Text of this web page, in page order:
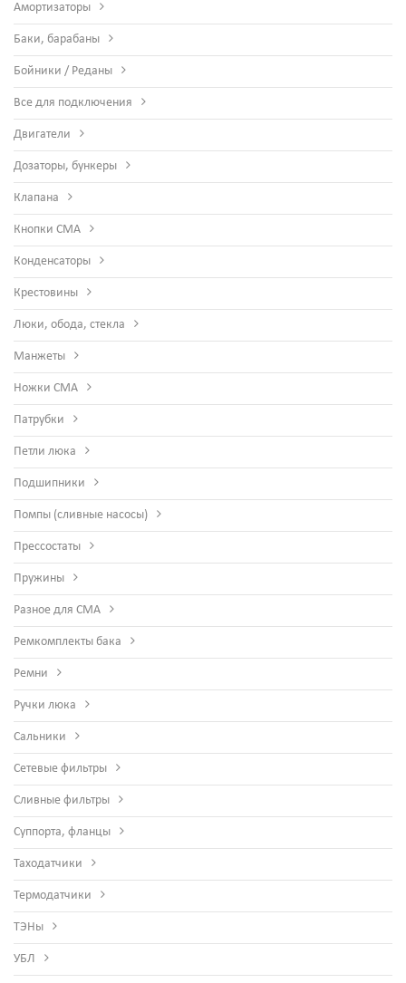
Амортизаторы
Баки, барабаны
Бойники / Реданы
Все для подключения
Двигатели
Дозаторы, бункеры
Клапана
Кнопки СМА
Конденсаторы
Крестовины
Люки, обода, стекла
Манжеты
Ножки СМА
Патрубки
Петли люка
Подшипники
Помпы (сливные насосы)
Прессостаты
Пружины
Разное для СМА
Ремкомплекты бака
Ремни
Ручки люка
Сальники
Сетевые фильтры
Сливные фильтры
Суппорта, фланцы
Таходатчики
Термодатчики
ТЭНы
УБЛ